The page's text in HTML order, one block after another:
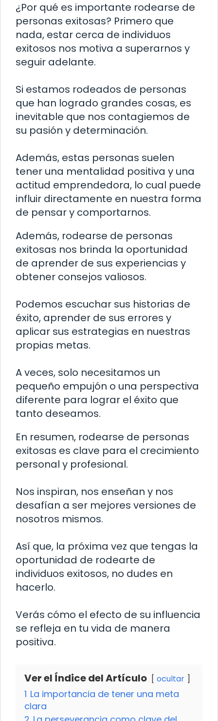
¿Por qué es importante rodearse de
personas exitosas? Primero que
nada, estar cerca de individuos
exitosos nos motiva a superarnos y
seguir adelante.
Si estamos rodeados de personas
que han logrado grandes cosas, es
inevitable que nos contagiemos de
su pasión y determinación.
Además, estas personas suelen
tener una mentalidad positiva y una
actitud emprendedora, lo cual puede
influir directamente en nuestra forma
de pensar y comportarnos.
Además, rodearse de personas
exitosas nos brinda la oportunidad
de aprender de sus experiencias y
obtener consejos valiosos.
Podemos escuchar sus historias de
éxito, aprender de sus errores y
aplicar sus estrategias en nuestras
propias metas.
A veces, solo necesitamos un
pequeño empujón o una perspectiva
diferente para lograr el éxito que
tanto deseamos.
En resumen, rodearse de personas
exitosas es clave para el crecimiento
personal y profesional.
Nos inspiran, nos enseñan y nos
desafían a ser mejores versiones de
nosotros mismos.
Así que, la próxima vez que tengas la
oportunidad de rodearte de
individuos exitosos, no dudes en
hacerlo.
Verás cómo el efecto de su influencia
se refleja en tu vida de manera
positiva.
Ver el Índice del Artículo ocultar
1 La importancia de tener una meta
clara